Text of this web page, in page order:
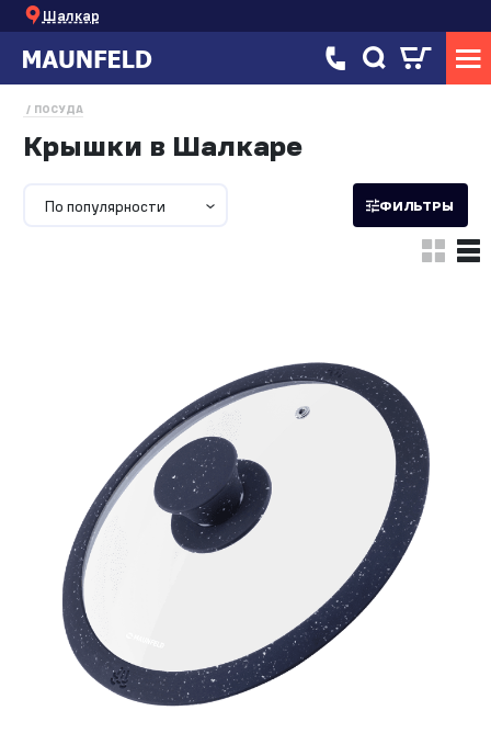
Шалкар
ПОСУДА
Крышки в Шалкаре
По популярности ФИЛЬТРЫ